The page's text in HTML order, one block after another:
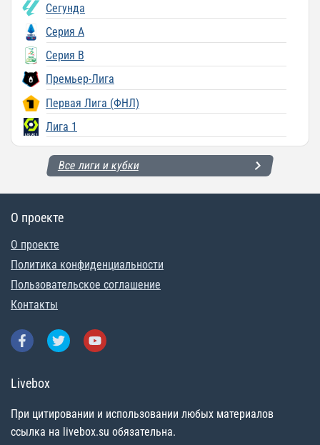
Сегунда
Серия A
Серия B
Премьер-Лига
Первая Лига (ФНЛ)
Лига 1
Все лиги и кубки
О проекте
О проекте
Политика конфиденциальности
Пользовательское соглашение
Контакты
Livebox
При цитировании и использовании любых материалов
ссылка на livebox.su обязательна.